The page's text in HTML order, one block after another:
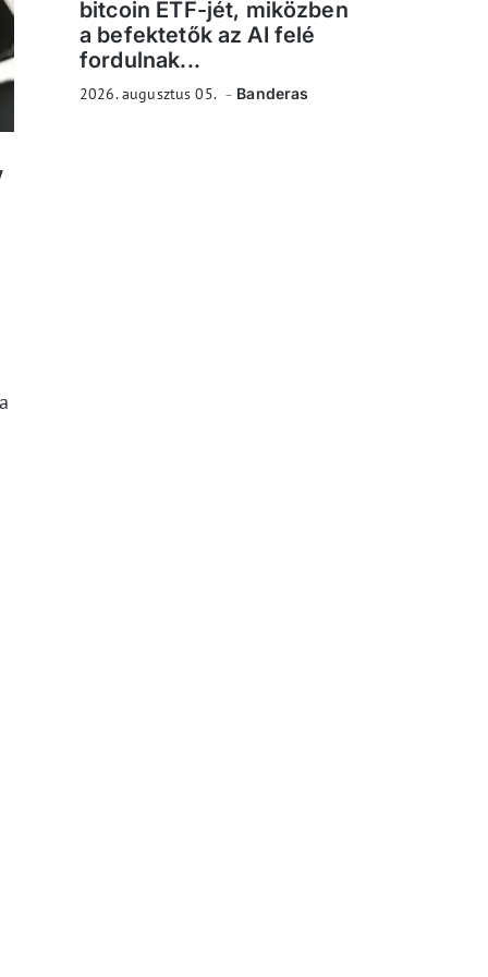
bitcoin ETF-jét, miközben
a befektetők az AI felé
fordulnak...
2026. augusztus 05. Banderas